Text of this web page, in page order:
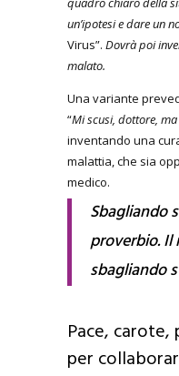
un’ipotesi e dare un
Virus”. Dovrà poi
malato.
Una variante
“Mi scusi, dottore,
inventando una
malattia, che sia
medico.
Sbagliando
proverbio. Il
sbagliando
Pace, carote,
per